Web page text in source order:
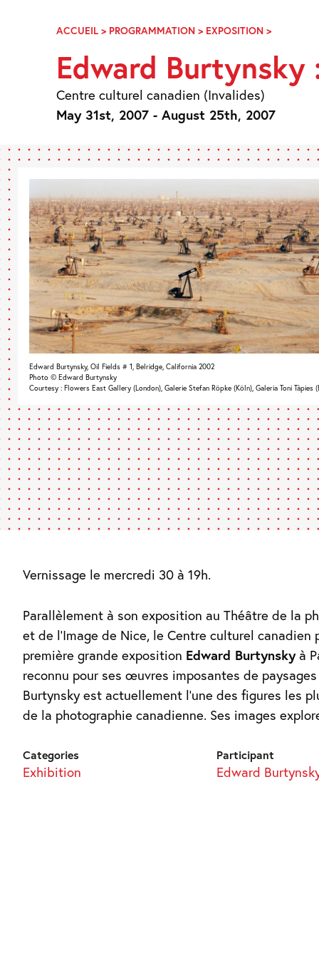
NavigationACCUEIL > PROGRAMMATION > EXPOSITION >EDWARD
:
Edward Burtynsky
Centre culturel canadien (Invalides)
May 31st, 2007 - August 25th, 2007
Edward Burtynsky, Oil Fields # 1, Belridge, California 2002
Photo © Edward Burtynsky
Courtesy : Flowers East Gallery (London), Galerie Stefan Röpke (Köln), Galeria Toni Tàpies
Vernissage le mercredi 30 à 19h.
Parallèlement à son exposition au Théâtre de la
et de l’Image de Nice, le Centre culturel canadien
première grande exposition Edward Burtynskyà
reconnu pour ses œuvres imposantes de
Burtynsky est actuellement l’une des figures les
de la photographie canadienne. Ses images
Categories
Exhibition
Participant
Edward